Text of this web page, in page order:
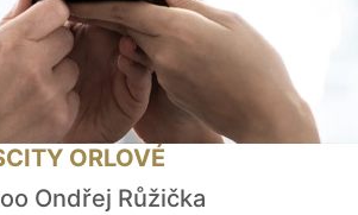
ORLOVÉ
Ondřej Růžička